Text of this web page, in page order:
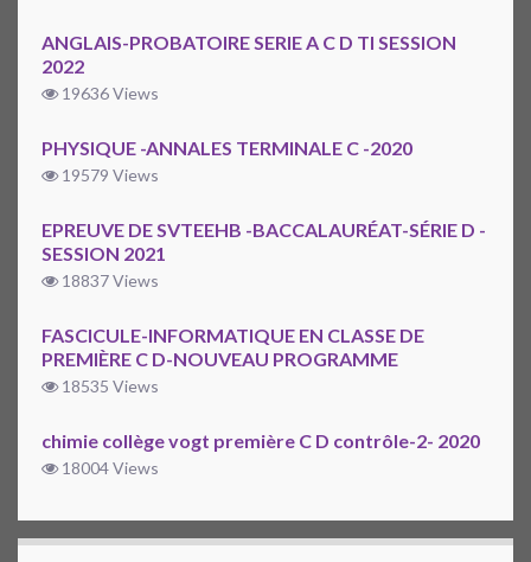
ANGLAIS-PROBATOIRE SERIE A C D TI SESSION
2022
19636 Views
PHYSIQUE -ANNALES TERMINALE C -2020
19579 Views
EPREUVE DE SVTEEHB -BACCALAURÉAT-SÉRIE D -
SESSION 2021
18837 Views
FASCICULE-INFORMATIQUE EN CLASSE DE
PREMIÈRE C D-NOUVEAU PROGRAMME
18535 Views
chimie collège vogt première C D contrôle-2- 2020
18004 Views